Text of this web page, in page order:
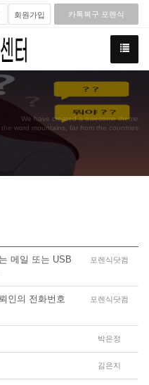
회원가입 카톡복구 포렌식
We have created a awesome theme
word mountains, far from the countries
메일 또는 USB
포렌식닷컴
인의 전화번호
포렌식닷컴
박은정
김은지